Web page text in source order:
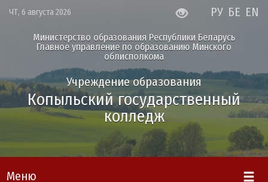
ЧТ, 6 августа 2026 РУ БЕ EN
Министерство образования Республики Беларусь
Главное управление по образованию Минского
облисполкома
Учреждение образования
Копыльский государственный
колледж
Меню